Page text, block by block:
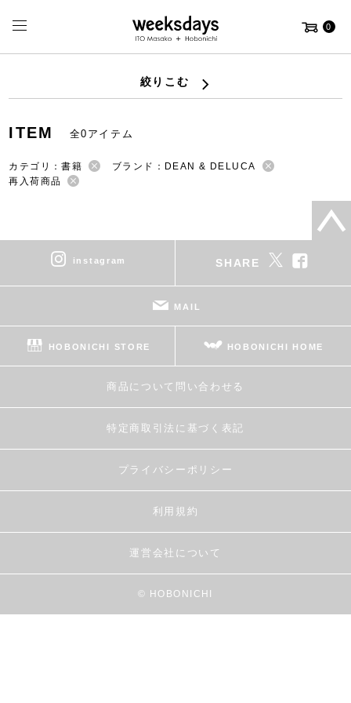
0
絞りこむ
ITEM 全0アイテム
カテゴリ：書籍
ブランド：DEAN & DELUCA
再入荷商品
instagram SHARE
MAIL
HOBONICHI STORE HOBONICHI HOME
商品について問い合わせる
特定商取引法に基づく表記
プライバシーポリシー
利用規約
運営会社について
© HOBONICHI